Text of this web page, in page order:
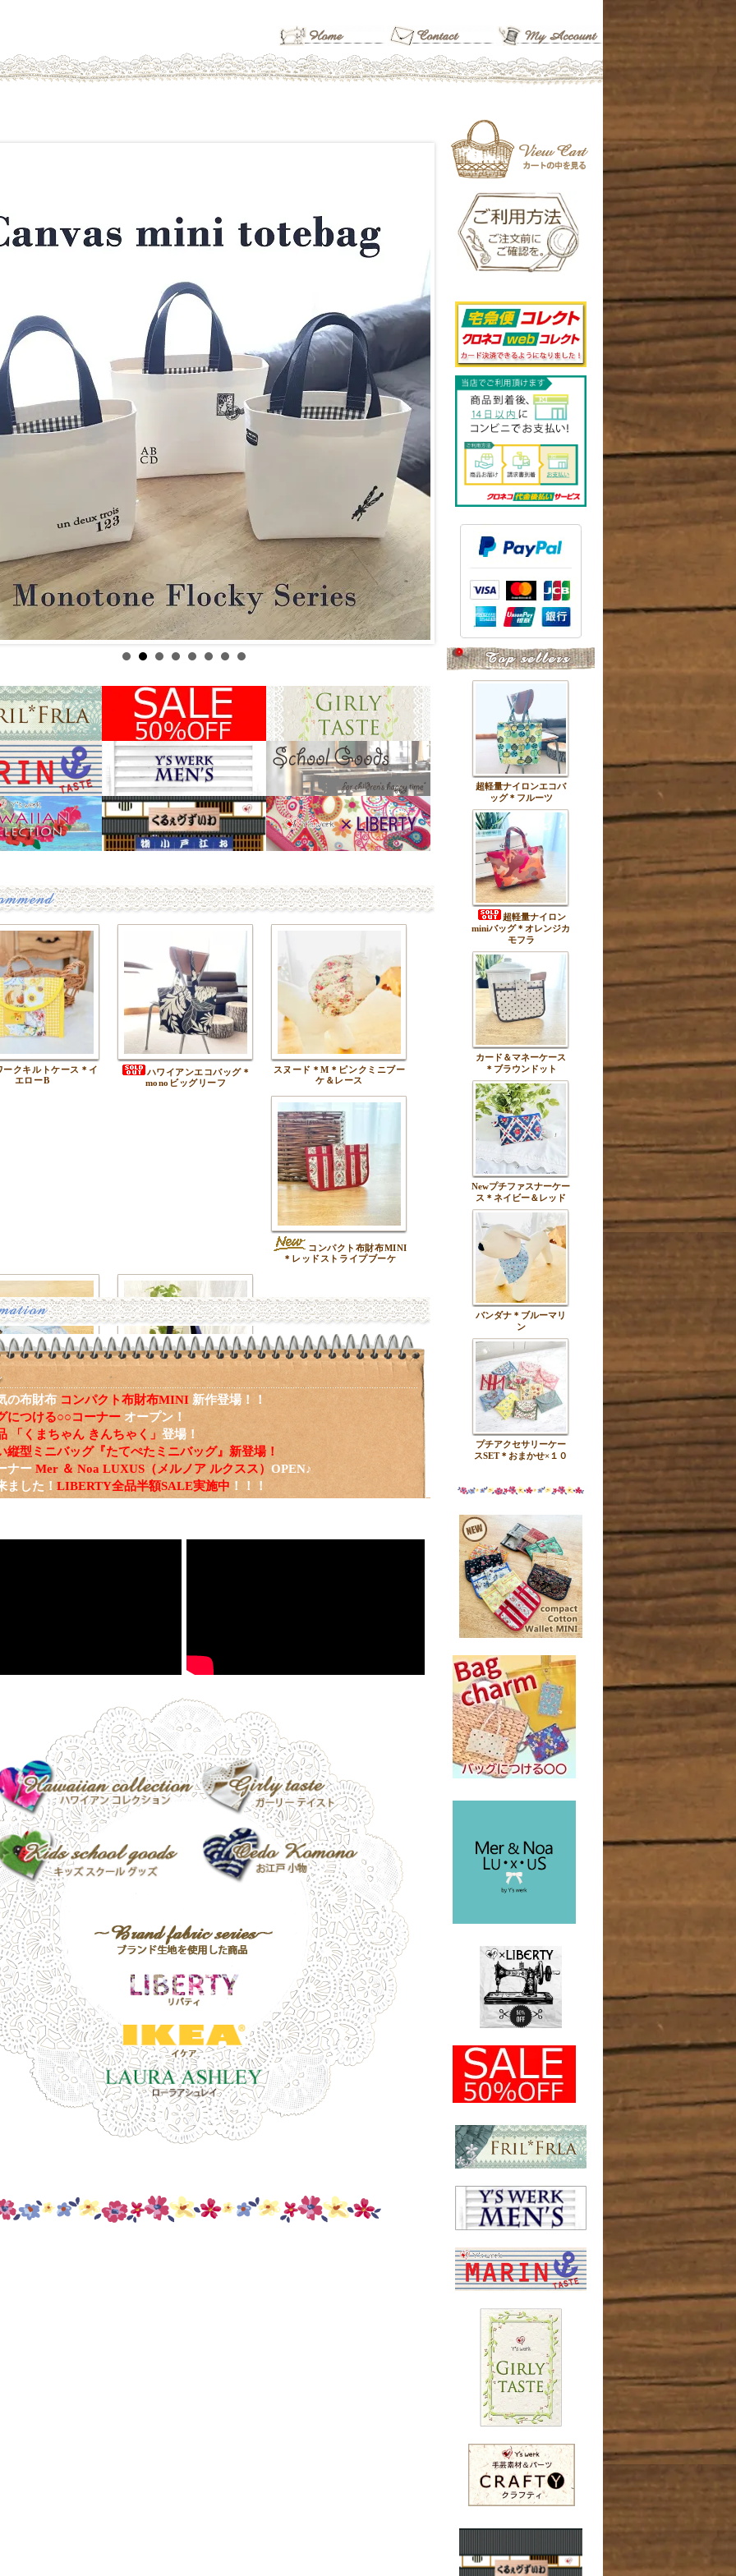
ークキルトケース＊イ
エローB
ハワイアンエコバッグ＊
monoビッグリーフ
スヌード＊M＊ピンクミニブー
ケ＆レース
コンパクト布財布MINI
＊レッドストライプブーケ
バッグチャームファス
チ＊ブルースクエアフ
ラワー
ハートアップリケのミ
ニトート＊ネイビー
の布財布 コンパクト布財布MINI 新作登場！！
につける○○コーナー オープン！
「くまちゃん きんちゃく」 登場！
縦型ミニバッグ『たてぺたミニバッグ』新登場！
ナー Mer ＆ Noa LUXUS（メルノア ルクスス） OPEN♪
した！ LIBERTY全品半額SALE実施中 ！！！
超軽量ナイロンエコバ
ッグ＊フルーツ
超軽量ナイロン
miniバッグ＊オレンジカ
モフラ
カード＆マネーケース
＊ブラウンドット
Newプチファスナーケー
ス＊ネイビー＆レッド
バンダナ＊ブルーマリ
ン
プチアクセサリーケー
スSET＊おまかせ×１０